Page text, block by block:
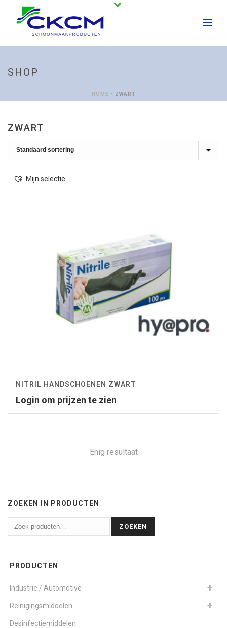
SHOP
HOME » ZWART
ZWART
Mijn selectie
NITRIL HANDSCHOENEN ZWART
Login om prijzen te zien
Enig resultaat
ZOEKEN IN PRODUCTEN
ZOEKEN
PRODUCTEN
Industrie / Automotive
Reinigingsmiddelen
Desinfectiemiddelen